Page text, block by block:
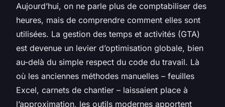
Aujourd’hui, on ne parle plus de comptabiliser des
heures, mais de comprendre comment elles sont
utilisées. La gestion des temps et activités (GTA)
est devenue un levier d’optimisation globale, bien
au-delà du simple respect du code du travail. Là
où les anciennes méthodes manuelles – feuilles
Excel, carnets de chantier – laissaient place à
l’approximation, les outils modernes apportent